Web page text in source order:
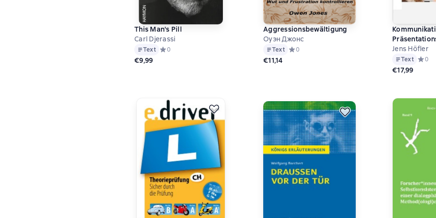
This Man's Pill
Carl Djerassi
Text Средний рейтинг 0 на основе 0 оценок
0
€9,99
Aggressionsbewältigung
Оуэн Джонс
Text Средний рейтинг 0 на основе 0 оценок
0
€11,14
Jens Höfler
Text 0
€17,99